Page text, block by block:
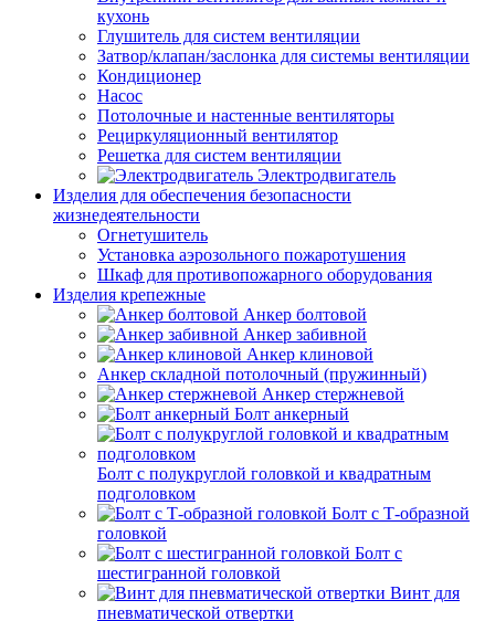
кухонь
Глушитель для систем вентиляции
Затвор/клапан/заслонка для системы вентиляции
Кондиционер
Насос
Потолочные и настенные вентиляторы
Рециркуляционный вентилятор
Решетка для систем вентиляции
Электродвигатель
Изделия для обеспечения безопасности
жизнедеятельности
Огнетушитель
Установка аэрозольного пожаротушения
Шкаф для противопожарного оборудования
Изделия крепежные
Анкер болтовой
Анкер забивной
Анкер клиновой
Анкер складной потолочный (пружинный)
Анкер стержневой
Болт анкерный
Болт с полукруглой головкой и квадратным
подголовком
Болт с Т-образной
головкой
Болт с
шестигранной головкой
Винт для
пневматической отвертки